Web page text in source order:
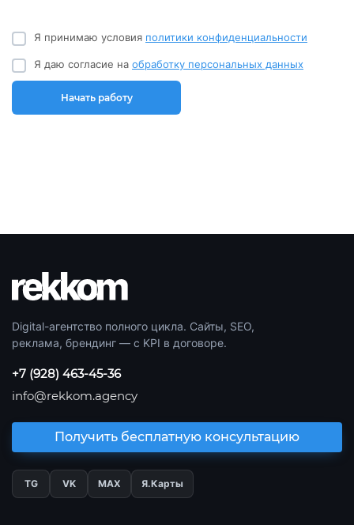
Я принимаю условия политики конфиденциальности
Я даю согласие на обработку персональных данных
Начать работу
Digital-агентство полного цикла. Сайты, SEO,
реклама, брендинг — с KPI в договоре.
+7 (928) 463-45-36
info@rekkom.agency
Получить бесплатную консультацию
TG VK МАХ Я.Карты